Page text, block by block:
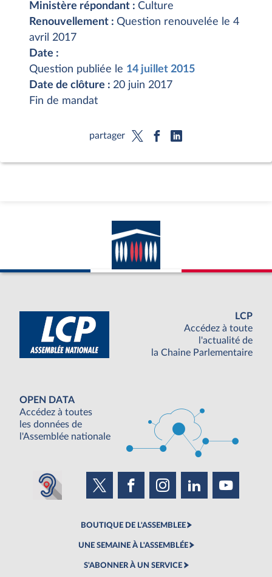
Ministère répondant : Culture
Renouvellement : Question renouvelée le 4
avril 2017
Date :
Question publiée le 14 juillet 2015
Date de clôture : 20 juin 2017
Fin de mandat
partager
LCP
Accédez à toute
l'actualité de
la Chaine Parlementaire
OPEN DATA
Accédez à toutes
les données de
l'Assemblée nationale
BOUTIQUE DE L'ASSEMBLEE
UNE SEMAINE À L'ASSEMBLÉE
S'ABONNER À UN SERVICE